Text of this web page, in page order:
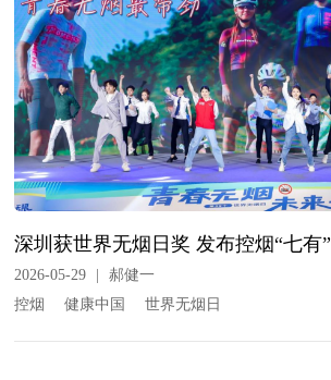
深圳获世界无烟日奖 发布控烟“七有”
2026-05-29
郝健一
控烟
健康中国 世界无烟日